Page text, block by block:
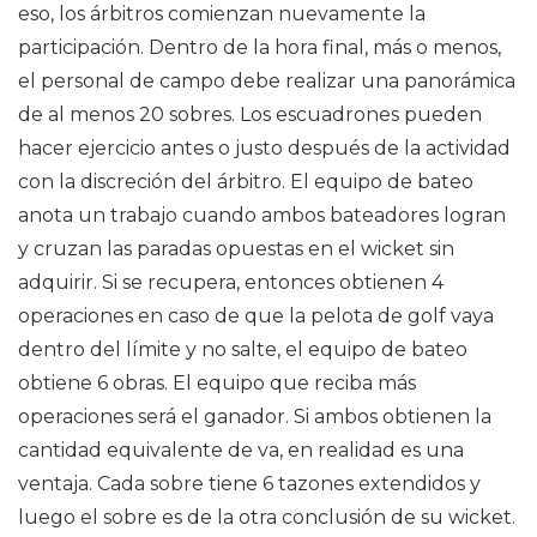
eso, los árbitros comienzan nuevamente la
participación. Dentro de la hora final, más o menos,
el personal de campo debe realizar una panorámica
de al menos 20 sobres. Los escuadrones pueden
hacer ejercicio antes o justo después de la actividad
con la discreción del árbitro. El equipo de bateo
anota un trabajo cuando ambos bateadores logran
y cruzan las paradas opuestas en el wicket sin
adquirir. Si se recupera, entonces obtienen 4
operaciones en caso de que la pelota de golf vaya
dentro del límite y no salte, el equipo de bateo
obtiene 6 obras. El equipo que reciba más
operaciones será el ganador. Si ambos obtienen la
cantidad equivalente de va, en realidad es una
ventaja. Cada sobre tiene 6 tazones extendidos y
luego el sobre es de la otra conclusión de su wicket.